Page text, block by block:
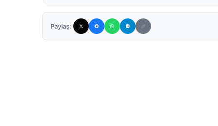
Paylaş: